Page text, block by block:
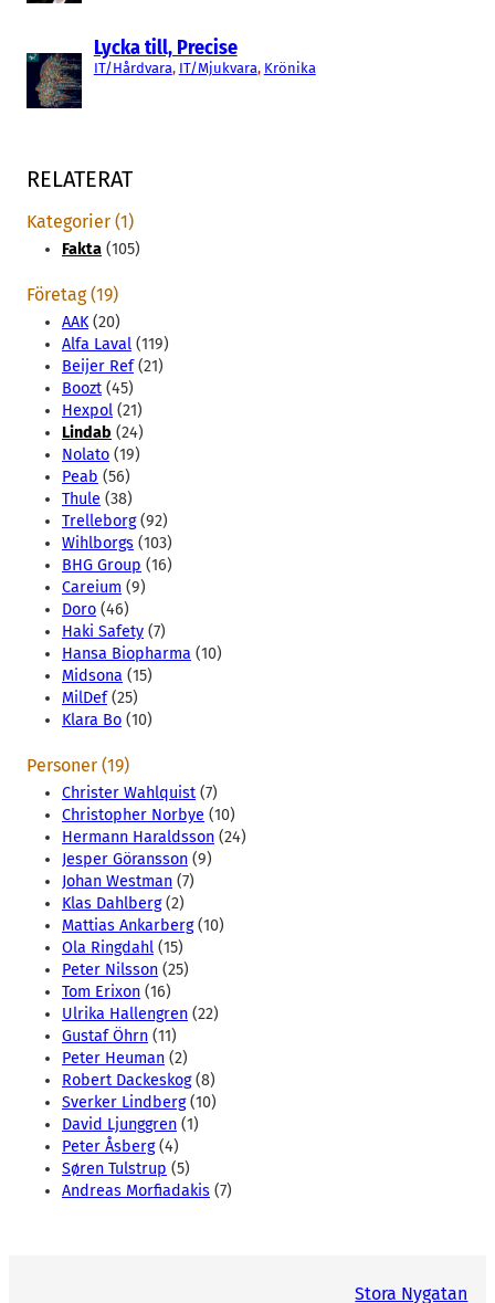
Lycka till, Precise
IT/Hårdvara, IT/Mjukvara, Krönika
RELATERAT
Kategorier (1)
Fakta (105)
Företag (19)
AAK(20)
Alfa Laval (119)
Beijer Ref(21)
Boozt (45)
Hexpol (21)
Lindab (24)
Nolato (19)
Peab (56)
Thule (38)
Trelleborg(92)
Wihlborgs (103)
BHG Group (16)
Careium (9)
Doro (46)
Haki Safety (7)
Hansa Biopharma (10)
Midsona (15)
MilDef(25)
Klara Bo (10)
Personer (19)
Christer Wahlquist (7)
Christopher Norbye (10)
Hermann Haraldsson (24)
Jesper Göransson (9)
Johan Westman (7)
Klas Dahlberg(2)
Mattias Ankarberg(10)
Ola Ringdahl (15)
Peter Nilsson (25)
Tom Erixon (16)
Ulrika Hallengren (22)
Gustaf Öhrn (11)
Peter Heuman (2)
Robert Dackeskog(8)
Sverker Lindberg(10)
David Ljunggren (1)
Peter Åsberg(4)
Søren Tulstrup (5)
Andreas Morfiadakis (7)
Stora Nygatan